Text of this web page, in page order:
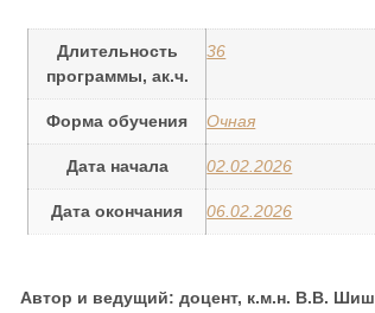
Длительность
программы, ак.ч.
36
Форма обучения Очная
Дата начала 02.02.2026
Дата окончания 06.02.2026
Автор и ведущий: доцент, к.м.н. В.В.